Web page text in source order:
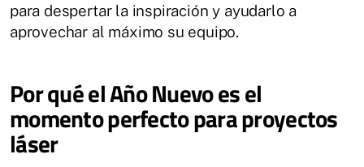
para despertar la inspiración y ayudarlo a
aprovechar al máximo su equipo.
Por qué el Año Nuevo es el
momento perfecto para proyectos
láser